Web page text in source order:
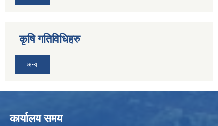
कृषि गतिविधिहरु
अन्य
कार्यालय समय